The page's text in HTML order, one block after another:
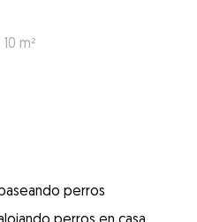
m²
perros